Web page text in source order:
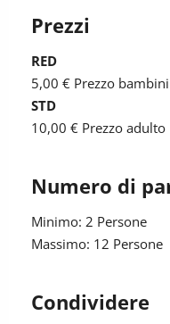
Prezzi
RED
5,00 € Prezzo
STD
10,00 € Prezzo adulto
Numero di
Minimo: 2 Persone
Massimo: 12 Persone
Condividere